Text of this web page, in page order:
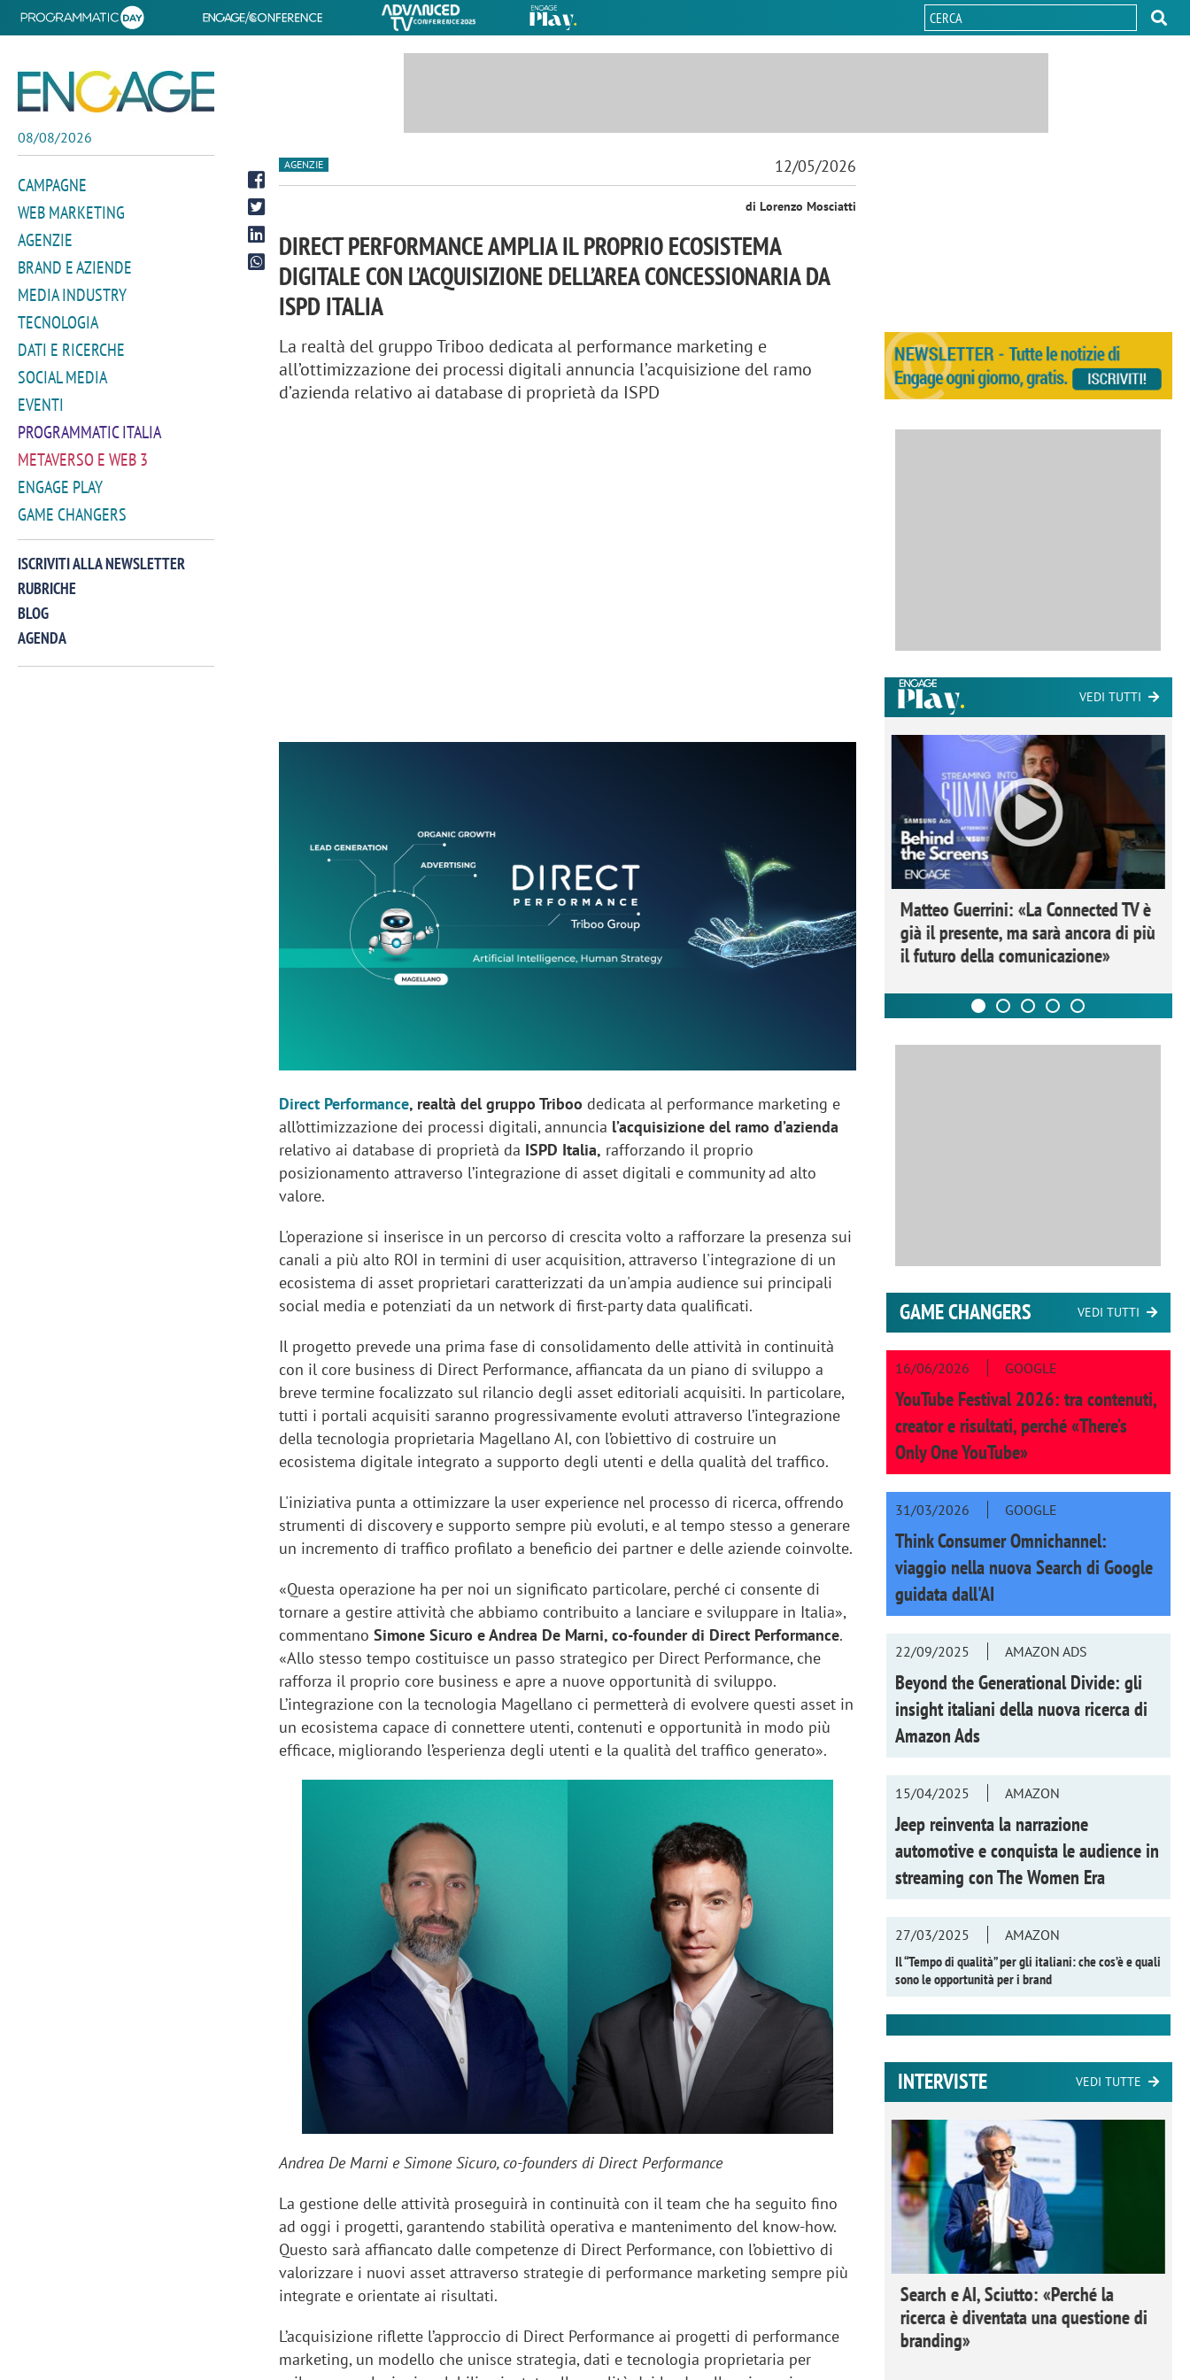
08/08/2026
CAMPAGNE
WEB MARKETING
AGENZIE
BRAND E AZIENDE
MEDIA INDUSTRY
TECNOLOGIA
DATI E RICERCHE
SOCIAL MEDIA
EVENTI
PROGRAMMATIC ITALIA
METAVERSO E WEB 3
ENGAGE PLAY
GAME CHANGERS
ISCRIVITI ALLA NEWSLETTER
RUBRICHE
BLOG
AGENDA
AGENZIE 12/05/2026
di Lorenzo Mosciatti
DIRECT PERFORMANCE AMPLIA IL PROPRIO ECOSISTEMA
DIGITALE CON L’ACQUISIZIONE DELL’AREA CONCESSIONARIA DA
ISPD ITALIA
La realtà del gruppo Triboo dedicata al performance marketing e
all’ottimizzazione dei processi digitali annuncia l’acquisizione del ramo
d’azienda relativo ai database di proprietà da ISPD
Direct Performance, realtà del gruppo Triboo dedicata al performance marketing e
all’ottimizzazione dei processi digitali, annuncia l’acquisizione del ramo d’azienda
relativo ai database di proprietà da ISPD Italia, rafforzando il proprio
posizionamento attraverso l’integrazione di asset digitali e community ad alto
valore.
L'operazione si inserisce in un percorso di crescita volto a rafforzare la presenza sui
canali a più alto ROI in termini di user acquisition, attraverso l'integrazione di un
ecosistema di asset proprietari caratterizzati da un'ampia audience sui principali
social media e potenziati da un network di first-party data qualificati.
Il progetto prevede una prima fase di consolidamento delle attività in continuità
con il core business di Direct Performance, affiancata da un piano di sviluppo a
breve termine focalizzato sul rilancio degli asset editoriali acquisiti. In particolare,
tutti i portali acquisiti saranno progressivamente evoluti attraverso l’integrazione
della tecnologia proprietaria Magellano AI, con l’obiettivo di costruire un
ecosistema digitale integrato a supporto degli utenti e della qualità del traffico.
L'iniziativa punta a ottimizzare la user experience nel processo di ricerca, offrendo
strumenti di discovery e supporto sempre più evoluti, e al tempo stesso a generare
un incremento di traffico profilato a beneficio dei partner e delle aziende coinvolte.
«Questa operazione ha per noi un significato particolare, perché ci consente di
tornare a gestire attività che abbiamo contribuito a lanciare e sviluppare in Italia»,
commentanoSimone Sicuro e Andrea De Marni, co-founder di Direct Performance.
«Allo stesso tempo costituisce un passo strategico per Direct Performance, che
rafforza il proprio core business e apre a nuove opportunità di sviluppo.
L’integrazione con la tecnologia Magellano ci permetterà di evolvere questi asset in
un ecosistema capace di connettere utenti, contenuti e opportunità in modo più
efficace, migliorando l’esperienza degli utenti e la qualità del traffico generato».
Andrea De Marni e Simone Sicuro, co-founders di Direct Performance
La gestione delle attività proseguirà in continuità con il team che ha seguito fino
ad oggi i progetti, garantendo stabilità operativa e mantenimento del know-how.
Questo sarà affiancato dalle competenze di Direct Performance, con l’obiettivo di
valorizzare i nuovi asset attraverso strategie di performance marketing sempre più
integrate e orientate ai risultati.
L’acquisizione riflette l’approccio di Direct Performance ai progetti di performance
marketing, un modello che unisce strategia, dati e tecnologia proprietaria per
VEDI TUTTI
Perez, Samsung Ads: «L'Italia è un
mercato strategico e continuerà a
crescere»
Networking agli eventi: come la
startup Kicè punta a eliminare lo
"spreco di relazioni"
Matteo Guerrini: «La Connected TV è
già il presente, ma sarà ancora di più
il futuro della comunicazione»
GAME CHANGERS VEDI TUTTI
16/06/2026 GOOGLE
YouTube Festival 2026: tra contenuti,
creator e risultati, perché «There’s
Only One YouTube»
31/03/2026 GOOGLE
Think Consumer Omnichannel:
viaggio nella nuova Search di Google
guidata dall'AI
22/09/2025 AMAZON ADS
Beyond the Generational Divide: gli
insight italiani della nuova ricerca di
Amazon Ads
15/04/2025 AMAZON
Jeep reinventa la narrazione
automotive e conquista le audience in
streaming conThe Women Era
27/03/2025
AMAZON
Il “Tempo di qualità” per gli italiani: che cos’è e quali
sono le opportunità per i brand
INTERVISTE VEDI TUTTE
Emanuele Viora di Deloitte Digital:
amplificare il talento»
fenomeni: bisogna comprenderli e
tradurli in azioni»
Search e AI, Sciutto: «Perché la
ricerca è diventata una questione di
branding»